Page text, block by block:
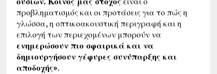
προβληματισμός και οι προτάσεις για το πώς η
γλώσσα, η οπτικοακουστική περιγραφή και η
επιλογή των περιεχομένων μπορούν να
ενημερώσουν πιο σφαιρικά και να
δημιουργήσουν γέφυρες συνύπαρξης και
αποδοχής».